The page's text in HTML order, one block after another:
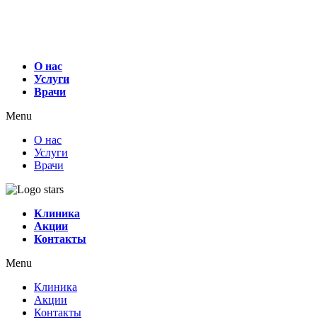
О нас
Услуги
Врачи
Menu
О нас
Услуги
Врачи
Клиника
Акции
Контакты
Menu
Клиника
Акции
Контакты